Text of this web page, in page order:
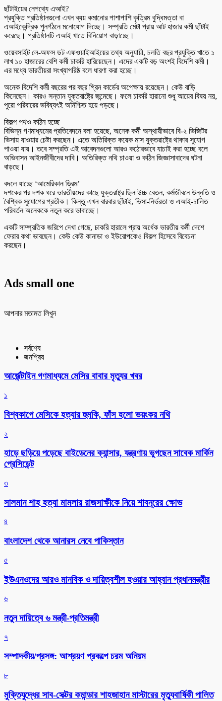
ছাঁটাইয়ের নেপথ্যে এআই?
প্রযুক্তি প্রতিষ্ঠানগুলো এখন ব্যয় কমানোর পাশাপাশি কৃত্রিম বুদ্ধিমত্তা বা
এআইকেন্দ্রিক পুনর্গঠনে মনোযোগ দিচ্ছে। সম্প্রতি মেটা প্রায় আট হাজার কর্মী ছাঁটাই
করেছে। প্রতিষ্ঠানটি এআই খাতে বিনিয়োগ বাড়াচ্ছে।
ওয়েবসাইট লে-অফস ডট এফওয়াইআইয়ের তথ্য অনুযায়ী, চলতি বছর প্রযুক্তি খাতে ১
লাখ ১০ হাজারের বেশি কর্মী চাকরি হারিয়েছেন। এদের একটি বড় অংশই বিদেশি কর্মী।
এর মধ্যে ভারতীয়রা সংখ্যাগরিষ্ঠ বলে ধারণা করা হচ্ছে।
অনেক বিদেশি কর্মী বছরের পর বছর গ্রিন কার্ডের অপেক্ষায় রয়েছেন। কেউ বাড়ি
কিনেছেন। কারও সন্তান যুক্তরাষ্ট্রে জন্মেছে। ফলে চাকরি হারানো শুধু আয়ের বিষয় নয়,
পুরো পরিবারের ভবিষ্যৎই অনিশ্চিত হয়ে পড়ছে।
বিকল্প পথও কঠিন হচ্ছে
বিভিন্ন গণমাধ্যমের প্রতিবেদনে বলা হয়েছে, অনেক কর্মী অস্থায়ীভাবে বি-২ ভিজিটর
ভিসায় যাওয়ার চেষ্টা করছেন। এতে অতিরিক্ত কয়েক মাস যুক্তরাষ্ট্রে থাকার সুযোগ
পাওয়া যায়। তবে সম্প্রতি এই আবেদনগুলো আরও কঠোরভাবে যাচাই করা হচ্ছে বলে
অভিবাসন আইনজীবীদের দাবি। অতিরিক্ত নথি চাওয়া ও কঠিন জিজ্ঞাসাবাদের ঘটনা
বাড়ছে।
বদলে যাচ্ছে ‘আমেরিকান ড্রিম’
দশকের পর দশক ধরে ভারতীয়দের কাছে যুক্তরাষ্ট্র ছিল উচ্চ বেতন, কর্মজীবনে উন্নতি ও
বৈশ্বিক সুযোগের প্রতীক। কিন্তু এখন বারবার ছাঁটাই, ভিসা-নির্ভরতা ও এআই-চালিত
পরিবর্তন অনেককে নতুন করে ভাবাচ্ছে।
একটি সাম্প্রতিক জরিপে দেখা গেছে, চাকরি হারালে প্রায় অর্ধেক ভারতীয় কর্মী দেশে
ফেরার কথা ভাবছেন। কেউ কেউ কানাডা ও ইউরোপকেও বিকল্প হিসেবে বিবেচনা
করছেন।
Ads small one
আপনার মতামত লিখুন
সর্বশেষ
জনপ্রিয়
আর্জেন্টাইন গণমাধ্যমে মেসির বাবার মৃত্যুর খবর
১
বিশ্বকাপে মেসিকে হত্যার হুমকি, ফাঁস হলো ভয়ংকর নথি
২
হাড়ে ছড়িয়ে পড়েছে বাইডেনের ক্যান্সার, যন্ত্রণায় ভুগছেন সাবেক মার্কিন
প্রেসিডেন্ট
৩
সালমান শাহ হত্যা মামলার রাজসাক্ষীকে নিয়ে শাবনূরের ক্ষোভ
৪
বাংলাদেশ থেকে আনারস নেবে পাকিস্তান
৫
ইউএনওদের আরও মানবিক ও দায়িত্বশীল হওয়ার আহ্বান প্রধানমন্ত্রীর
৬
নতুন দায়িত্বে ৬ মন্ত্রী-প্রতিমন্ত্রী
৭
সম্পাদকীয়/প্রসঙ্গ: আশ্রয়ণ প্রকল্পে চরম অনিয়ম
৮
মুক্তিযুদ্ধের সাব-সেক্টর কমান্ডার শাহজাহান মাস্টারের মৃত্যুবার্ষিকী পালিত